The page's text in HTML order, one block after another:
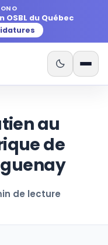
OSBL du Québec
au
de
de lecture